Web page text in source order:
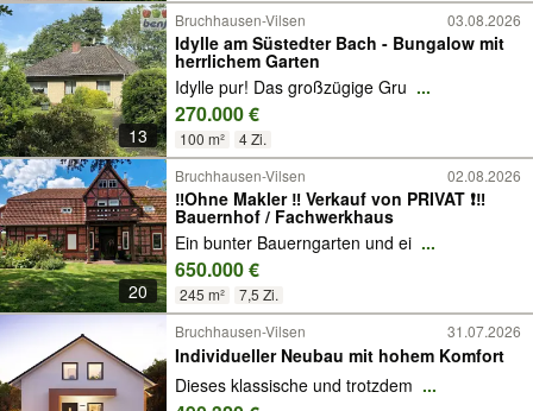
13
Bruchhausen-Vilsen 03.08.2026
Idylle am Süstedter Bach - Bungalow mit
herrlichem Garten
Idylle pur! Das großzügige Gru ...
270.000 €
100 m² 4 Zi.
20
Bruchhausen-Vilsen 02.08.2026
‼️Ohne Makler ‼️ Verkauf von PRIVAT ❗️‼️
Bauernhof / Fachwerkhaus
Ein bunter Bauerngarten und ei ...
650.000 €
245 m² 7,5 Zi.
Bruchhausen-Vilsen 31.07.2026
Individueller Neubau mit hohem Komfort
Dieses klassische und trotzdem ...